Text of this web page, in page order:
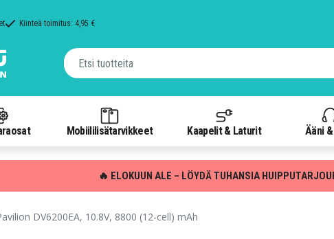
Kiinteä toimitus: 4,95 €
Mobiililisätarvikkeet Kaapelit & Laturit Ääni
🔥 ELOKUUN ALE – LÖYDÄ TUHANSIA
DV6200EA, 10.8V, 8800 (12-cell) mAh